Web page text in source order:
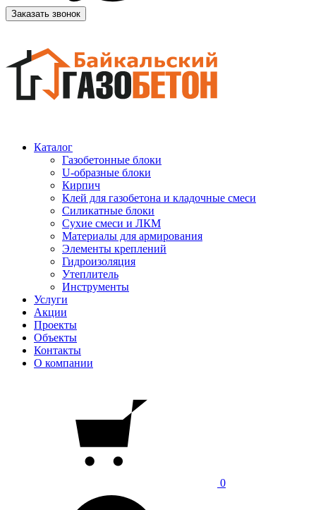
Заказать звонок
Каталог
Газобетонные блоки
U-образные блоки
Кирпич
Клей для газобетона и кладочные смеси
Силикатные блоки
Сухие смеси и ЛКМ
Материалы для армирования
Элементы креплений
Гидроизоляция
Утеплитель
Инструменты
Услуги
Акции
Проекты
Объекты
Контакты
О компании
0